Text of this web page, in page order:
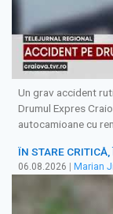
Un grav accident
Drumul Expres
autocamioane cu
ÎN STARE
06.08.2026 | Marian